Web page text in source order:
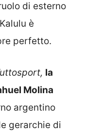
di esterno
è
perfetto.
la
Molina
argentino
gerarchie di